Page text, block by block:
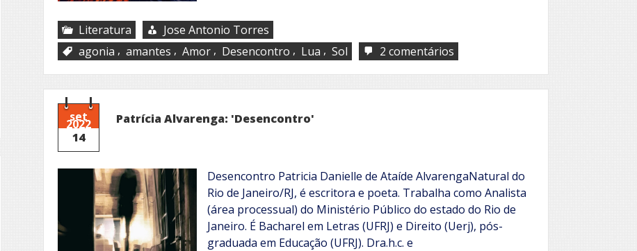
Literatura
Jose Antonio Torres
agonia , amantes , Amor , Desencontro , Lua , Sol 2 comentários
Sol
e
Lua
set
2022
14
Patrícia Alvarenga: 'Desencontro'
Desencontro Patricia Danielle de Ataíde AlvarengaNatural do
Rio de Janeiro/RJ, é escritora e poeta. Trabalha como Analista
(área processual) do Ministério Público do estado do Rio de
Janeiro. É Bacharel em Letras (UFRJ) e Direito (Uerj), pós-
graduada em Educação (UFRJ). Dra.h.c. e